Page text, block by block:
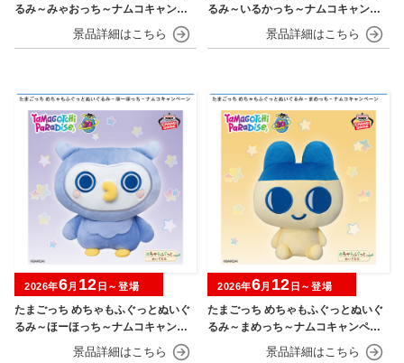
るみ～みゃおっち～ナムコキャンペ
るみ～いるかっち～ナムコキャンペ
たまごっち めちゃもふぐっとぬいぐ
るみ～ほーほっち～ナムコキャンペ
2026年6月 12 日～登場
たまごっち めちゃもふぐっとぬいぐ
るみ～まめっち～ナムコキャンペー
2026年6月 12 日～登場